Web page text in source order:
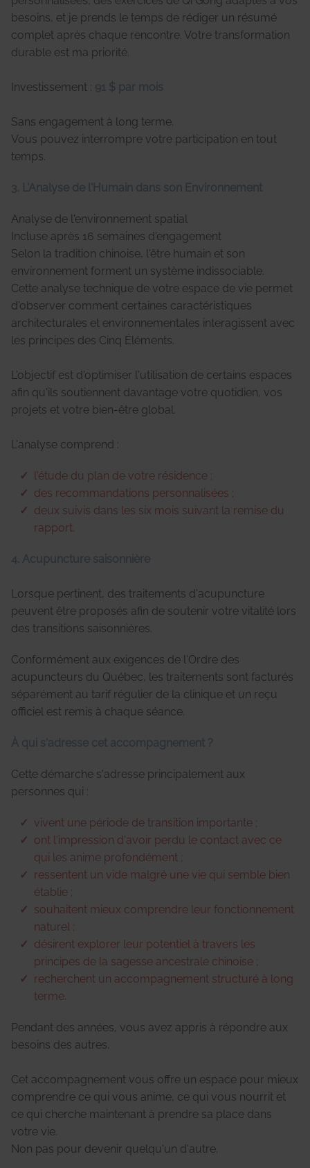
besoins, et je prends le temps de rédiger un résumé
complet après chaque rencontre. Votre transformation
durable est ma priorité.
Investissement : 91 $ par mois
Sans engagement à long terme.
Vous pouvez interrompre votre participation en tout
temps.
3. L'Analyse de l'Humain dans son Environnement
Analyse de l'environnement spatial
Incluse après 16 semaines d'engagement
Selon la tradition chinoise, l'être humain et son
environnement forment un système indissociable.
Cette analyse technique de votre espace de vie permet
d'observer comment certaines caractéristiques
architecturales et environnementales interagissent avec
les principes des Cinq Éléments.
L'objectif est d'optimiser l'utilisation de certains espaces
afin qu'ils soutiennent davantage votre quotidien, vos
projets et votre bien-être global.
L'analyse comprend :
l'étude du plan de votre résidence ;
des recommandations personnalisées ;
deux suivis dans les six mois suivant la remise du
rapport.
4. Acupuncture saisonnière
Lorsque pertinent, des traitements d'acupuncture
peuvent être proposés afin de soutenir votre vitalité lors
des transitions saisonnières.
Conformément aux exigences de l'Ordre des
acupuncteurs du Québec, les traitements sont facturés
séparément au tarif régulier de la clinique et un reçu
officiel est remis à chaque séance.
À qui s'adresse cet accompagnement ?
Cette démarche s'adresse principalement aux
personnes qui :
vivent une période de transition importante ;
ont l'impression d'avoir perdu le contact avec ce
qui les anime profondément ;
ressentent un vide malgré une vie qui semble bien
établie ;
souhaitent mieux comprendre leur fonctionnement
naturel ;
désirent explorer leur potentiel à travers les
principes de la sagesse ancestrale chinoise ;
recherchent un accompagnement structuré à long
terme.
Pendant des années, vous avez appris à répondre aux
besoins des autres.
Cet accompagnement vous offre un espace pour mieux
comprendre ce qui vous anime, ce qui vous nourrit et
ce qui cherche maintenant à prendre sa place dans
votre vie.
Non pas pour devenir quelqu'un d'autre.